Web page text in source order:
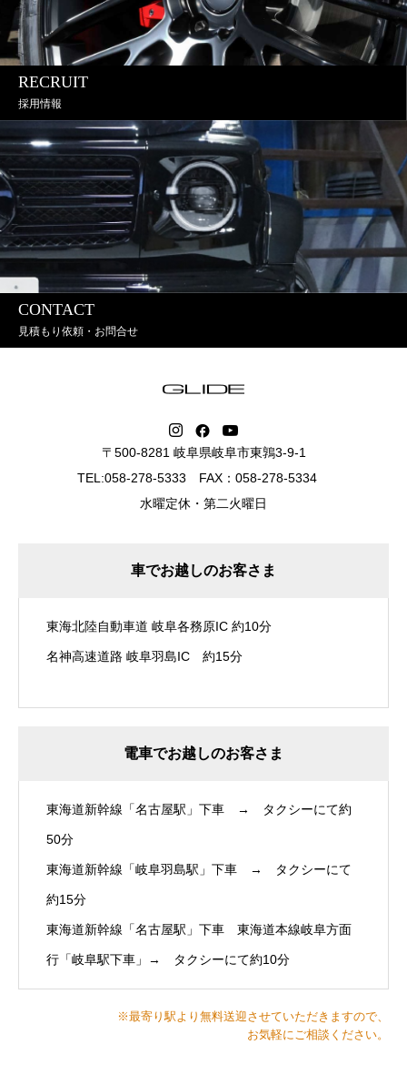
RECRUIT
採用情報
CONTACT
見積もり依頼・お問合せ
〒500-8281 岐阜県岐阜市東鶉3-9-1
TEL:058-278-5333 FAX：058-278-5334
水曜定休・第二火曜日
車でお越しのお客さま
東海北陸自動車道 岐阜各務原IC 約10分
名神高速道路 岐阜羽島IC 約15分
電車でお越しのお客さま
東海道新幹線「名古屋駅」下車 → タクシーにて約
50分
東海道新幹線「岐阜羽島駅」下車 → タクシーにて
約15分
東海道新幹線「名古屋駅」下車 東海道本線岐阜方面
行「岐阜駅下車」→ タクシーにて約10分
※最寄り駅より無料送迎させていただきますので、
お気軽にご相談ください。